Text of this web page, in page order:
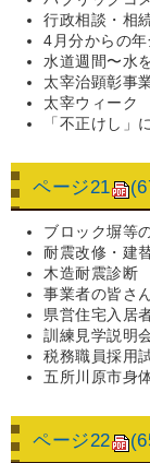
行政相談・相
4月分からの
水道週間〜水
太宰治顕彰事
太宰ウィーク
「不正けし」
ページ21
ブロック塀等
耐震改修・建
木造耐震診断
事業者の皆さ
県営住宅入居
訓練見学説明
税務職員採用
五所川原市身
ページ22